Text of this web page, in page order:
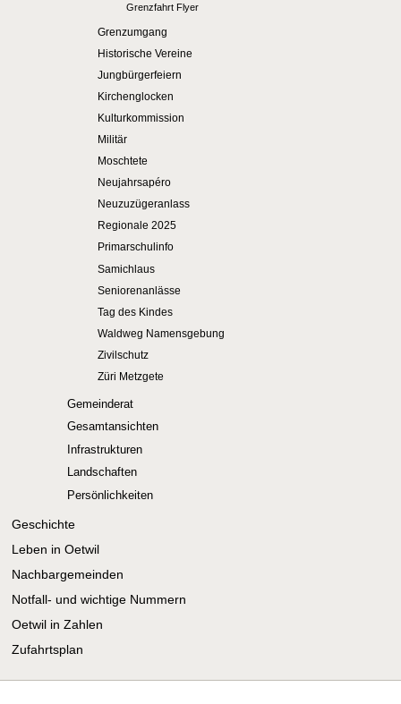
Grenzfahrt Flyer
Grenzumgang
Historische Vereine
Jungbürgerfeiern
Kirchenglocken
Kulturkommission
Militär
Moschtete
Neujahrsapéro
Neuzuzügeranlass
Regionale 2025
Primarschulinfo
Samichlaus
Seniorenanlässe
Tag des Kindes
Waldweg Namensgebung
Zivilschutz
Züri Metzgete
Gemeinderat
Gesamtansichten
Infrastrukturen
Landschaften
Persönlichkeiten
Geschichte
Leben in Oetwil
Nachbargemeinden
Notfall- und wichtige Nummern
Oetwil in Zahlen
Zufahrtsplan